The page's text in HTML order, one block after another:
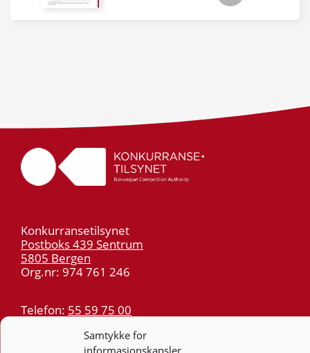
Samtykke for
informasjonskapsler
Konkurransetilsynet
Postboks 439 Sentrum
5805 Bergen
Org.nr: 974 761 246
Telefon: 55 59 75 00
Nyhetsvarsel >>